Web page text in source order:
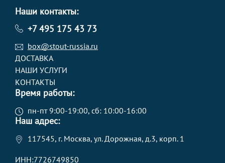
Наши контакты:
+7 495 175 43 73
box@stout-russia.ru
ДОСТАВКА
НАШИ УСЛУГИ
КОНТАКТЫ
Время работы:
пн-пт 9:00-19:00, сб: 10:00-16:00
Наш адрес:
117545, г. Москва, ул. Дорожная, д.3, корп. 1
ИНН:7726749850